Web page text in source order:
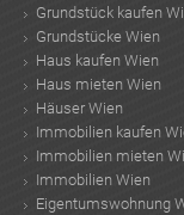
Grundstück kaufen
Grundstücke Wien
Haus kaufen Wien
Haus mieten Wien
Häuser Wien
Immobilien kaufen
Immobilien mieten
Immobilien Wien
Eigentumswohnung